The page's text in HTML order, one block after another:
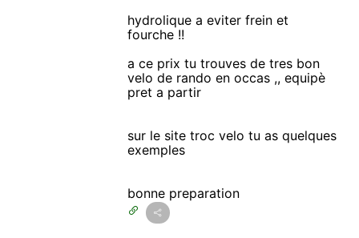
hydrolique a eviter frein et
fourche !!
a ce prix tu trouves de tres bon
velo de rando en occas ,, equipè
pret a partir
sur le site troc velo tu as quelques
exemples
bonne preparation